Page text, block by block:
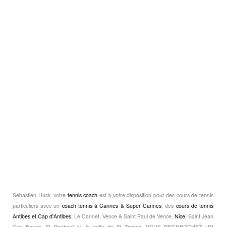
Sébastien Huck, votre tennis coach est à votre disposition pour des cours de tennis
particuliers avec un coach tennis à Cannes & Super Cannes , des cours de tennis
Antibes et Cap d'Antibes , Le Cannet, Vence & Saint Paul de Vence, Nice , Saint Jean